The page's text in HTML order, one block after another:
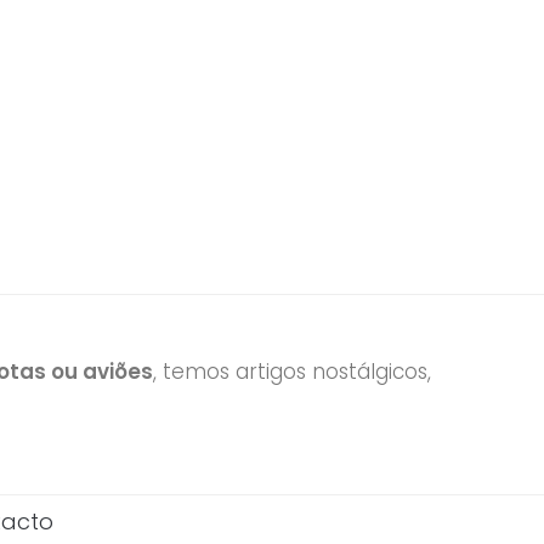
ou aviões, temos artigos nostálgicos,